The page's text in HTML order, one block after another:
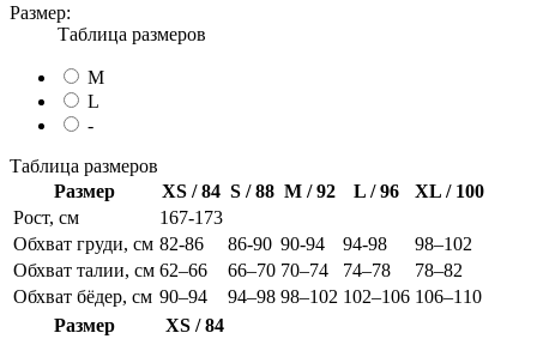
Размер:
Таблица размеров
M
L
-
Таблица размеров
Размер
XS / 84 S / 88 M / 92 L / 96
XL / 100
Рост, см
167-173
Обхват груди, см 82-86 86-90 90-94 94-98
98–102
Обхват талии, см 62–66 66–70 70–74 74–78
78–82
Обхват бёдер, см 90–94 94–98 98–102 102–106 106–110
Размер
XS / 84